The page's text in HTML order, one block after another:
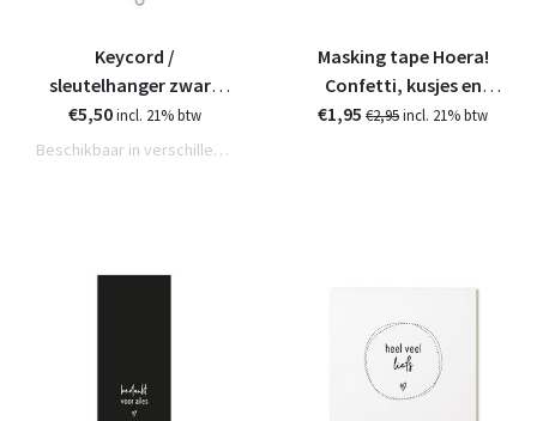
Keycord /
sleutelhanger zwart
wit met tekst
€5,50 incl. 21% btw
Beschikbaar in verschillende varianten
Masking tape Hoera!
Confetti, kusjes en
knuffels voor jou
€1,95 €2,95incl. 21% btw